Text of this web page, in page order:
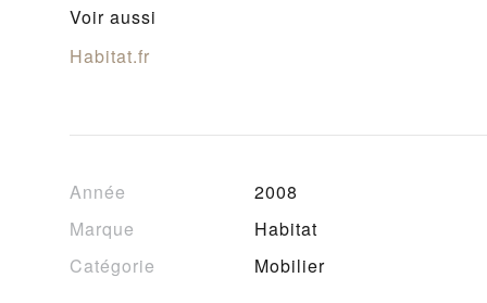
Voir aussi
Habitat.fr
Année
2008
Marque
Habitat
Catégorie
Mobilier